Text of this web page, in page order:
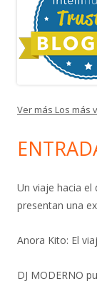
Ver más Los más
Un viaje hacia el
presentan una
Anora Kito: El
DJ MODERNO